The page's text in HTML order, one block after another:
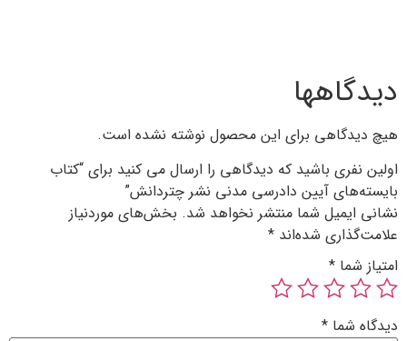
محصول نوشته نشده است.
را ارسال می کنید برای “کتاب
مدنی نشر چتردانش”
نخواهد شد. بخش‌های موردنیاز